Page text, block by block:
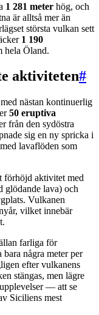
1 281 meter hög, och
är alltså mer än
största vulkan sett
1 190
hela Öland.
aktiviteten#
nästan kontinuerlig
50 eruptiva
från den sydöstra
sig en ny spricka i
lavaflöden som
förhöjd aktivitet med
glödande lava) och
Vulkanen
vilket innebär
farliga för
några meter per
efter vulkanens
stängas, men lägre
— att se
Siciliens mest